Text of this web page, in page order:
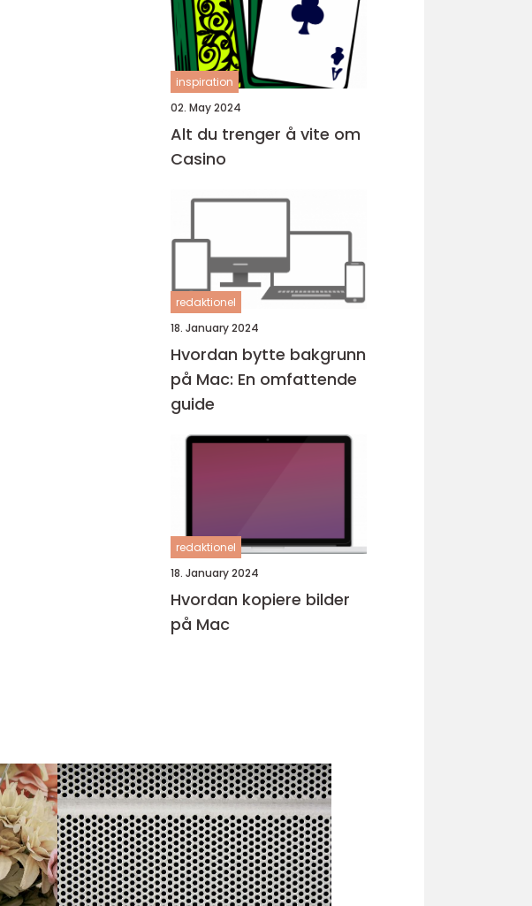
inspiration
02. May 2024
Alt du trenger å vite om
Casino
redaktionel
18. January 2024
Hvordan bytte bakgrunn
på Mac: En omfattende
guide
redaktionel
18. January 2024
Hvordan kopiere bilder
på Mac